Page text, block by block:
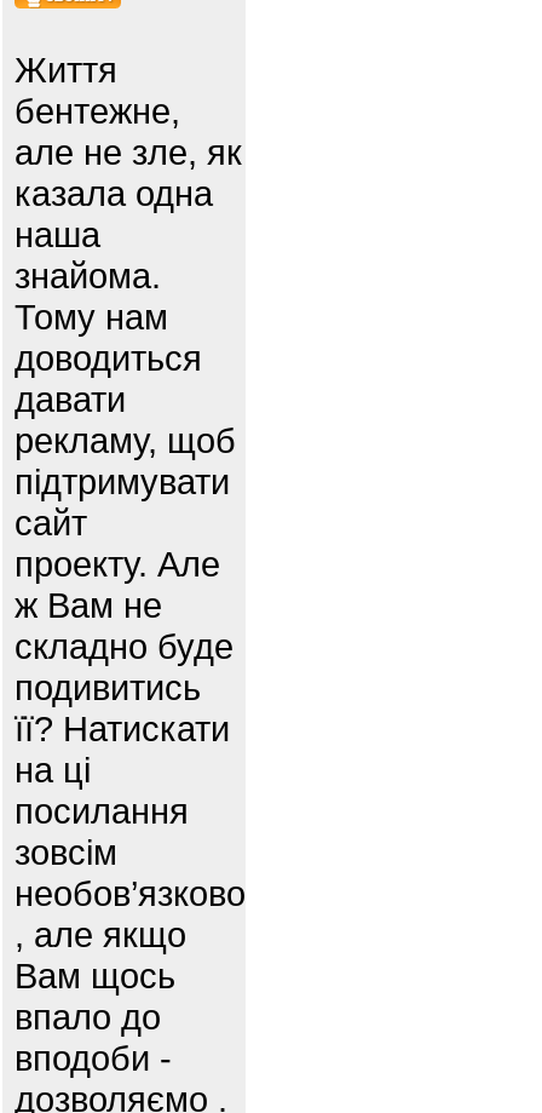
Життя
бентежне,
але не зле, як
казала одна
наша
знайома.
Тому нам
доводиться
давати
рекламу, щоб
підтримувати
сайт
проекту. Але
ж Вам не
складно буде
подивитись
її? Натискати
на ці
посилання
зовсім
необов’язково
, але якщо
Вам щось
впало до
вподоби -
дозволяємо .